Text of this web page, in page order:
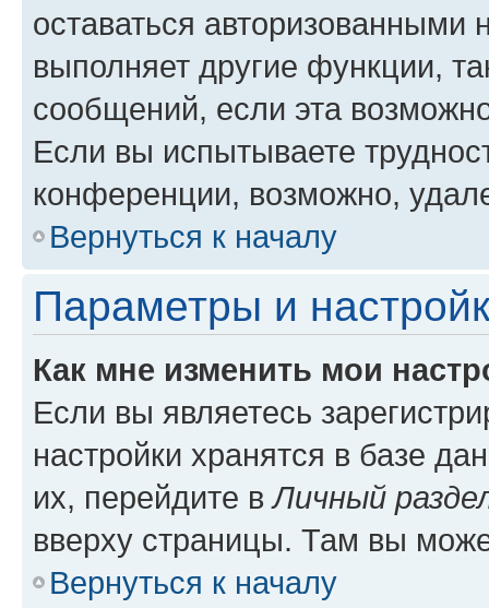
оставаться авторизованными
выполняет другие функции,
сообщений, если эта
Если вы испытываете
конференции, возможно,
Вернуться к началу
Параметры и
Как мне изменить мои
Если вы являетесь
настройки хранятся в базе
их, перейдите вЛичный
вверху страницы. Там вы
Вернуться к началу